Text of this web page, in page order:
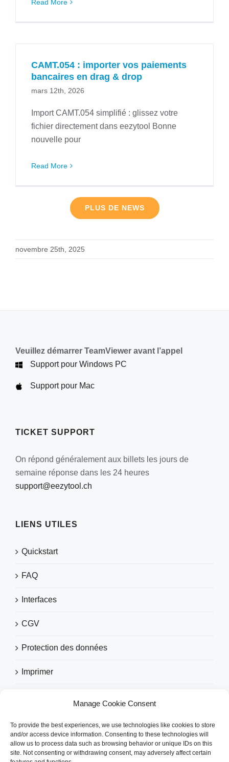
Manage Cookie Consent
To provide the best experiences, we use technologies like cookies to store
and/or access device information. Consenting to these technologies will
allow us to process data such as browsing behavior or unique IDs on this
site. Not consenting or withdrawing consent, may adversely affect certain
Read More
CAMT.054 : importer vos paiements
bancaires en drag & drop
mars 12th, 2026
Import CAMT.054 simplifié : glissez votre
fichier directement dans eezytool Bonne
nouvelle pour
Read More
PLUS DE NEWS
novembre 25th, 2025
Veuillez démarrer TeamViewer avant l’appel
Support pour Windows PC
Support pour Mac
TICKET SUPPORT
On répond généralement aux billets les jours de
semaine réponse dans les 24 heures
support@eezytool.ch
LIENS UTILES
Quickstart
FAQ
Interfaces
CGV
Protection des données
Imprimer